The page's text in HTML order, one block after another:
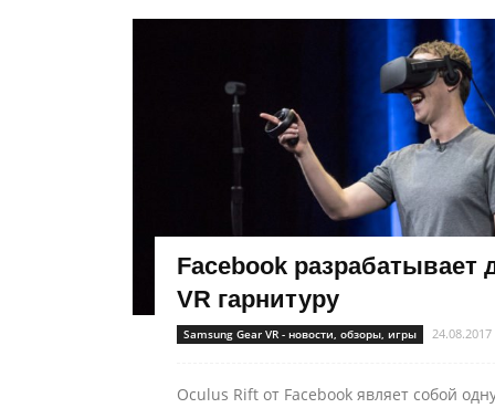
Facebook разрабатывает
VR гарнитуру
Samsung Gear VR - новости, обзоры, игры 24.08.2017
Oculus Rift от Facebook являет собой